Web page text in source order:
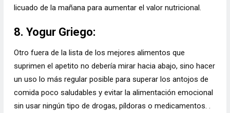
licuado de la mañana para aumentar el valor nutricional.
8. Yogur Griego:
Otro fuera de la lista de los mejores alimentos que
suprimen el apetito no debería mirar hacia abajo, sino hacer
un uso lo más regular posible para superar los antojos de
comida poco saludables y evitar la alimentación emocional
sin usar ningún tipo de drogas, píldoras o medicamentos. .